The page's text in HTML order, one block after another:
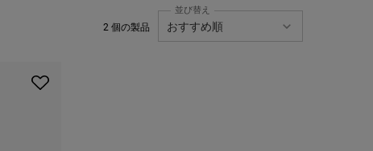
2 個の製品
並び替え